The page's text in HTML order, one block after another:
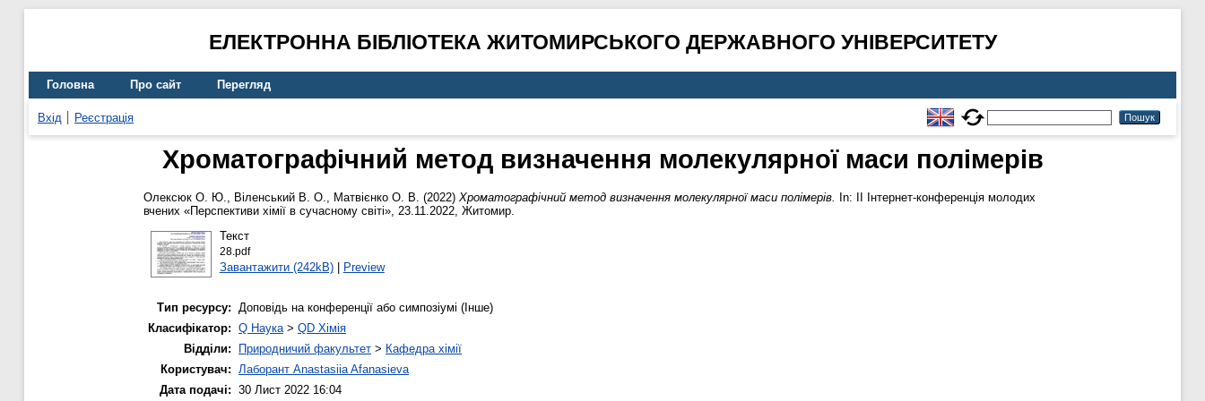
ЕЛЕКТРОННА БІБЛІОТЕКА ЖИТОМИРСЬКОГО ДЕРЖАВНОГО УНІВЕРСИТЕТУ
Головна Про сайт Перегляд
Вхід Реєстрація
Хроматографічний метод визначення молекулярної маси полімерів
Олексюк О. Ю., Віленський В. О., Матвієнко О. В. (2022) Хроматографічний метод визначення молекулярної маси полімерів.
In: ІІ Інтернет-конференція молодих
вчених «Перспективи хімії в сучасному світі», 23.11.2022, Житомир.
Текст
28.pdf
Завантажити (242kB)| Preview
Тип ресурсу: Доповідь на конференції або симпозіумі (Інше)
Класифікатор: Q Наука> QD Хімія
Відділи:
Природничий факультет > Кафедра хімії
Користувач: Лаборант Anastasiia Afanasieva
Дата подачі: 30 Лист 2022 16:04